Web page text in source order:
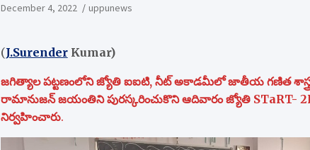
December 4, 2022 uppunews
(J.SurenderKumar)
జగిత్యాల పట్టణంలోని జ్యోతి ఐఐటి, నీట్ అకాడమీలో జాతీయ గణిత శాస్త్ర
రామానుజన్ జయంతిని పురస్కరించుకొని ఆదివారం జ్యోతి STaRT-
నిర్వహించారు.